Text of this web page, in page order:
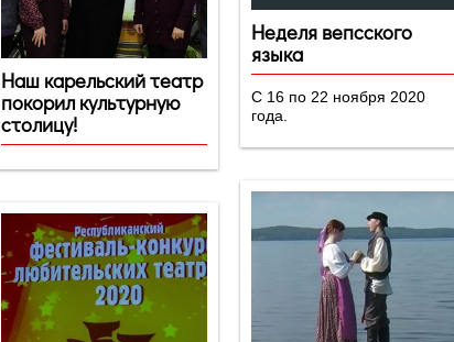
Наш карельский театр
покорил культурную
столицу!
Неделя вепсского
языка
С 16 по 22 ноября 2020
года.